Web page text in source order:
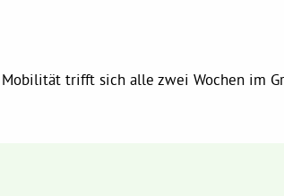
trifft sich alle zwei Wochen im